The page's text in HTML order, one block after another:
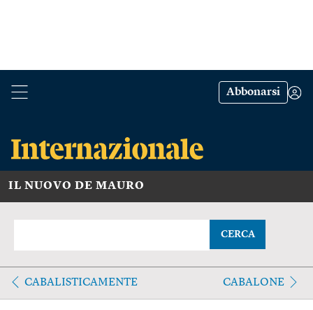
Abbonarsi
IL NUOVO DE MAURO
CERCA
CABALISTICAMENTE CABALONE